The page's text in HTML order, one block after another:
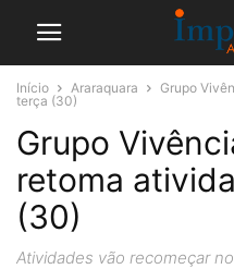
Início Araraquara
Grupo
terça (30)
Grupo
retoma
(30)
Atividades vão recomeçar